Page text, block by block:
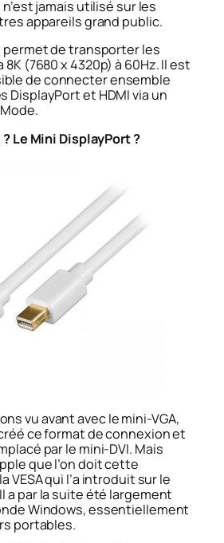
jamais utilisé sur les
appareils grand public.
permet de transporter les
8K (7680 x 4320p) à 60Hz. Il est
de connecter ensemble
DisplayPort et HDMI via un
Le Mini DisplayPort ?
vu avant avec le mini-VGA,
ce format de connexion et
par le mini-DVI. Mais
que l’on doit cette
VESA qui l’a introduit sur le
Il a par la suite été largement
Windows, essentiellement
portables.